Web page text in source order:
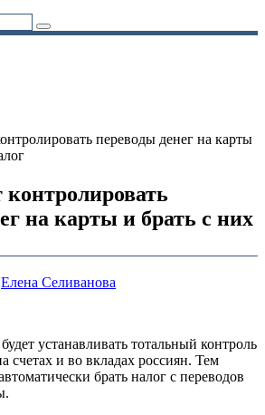
переводы денег на карты
на карты и брать с них
Елена Селиванова
устанавливать тотальный контроль
счетах и во вкладах россиян. Тем
брать налог с переводов